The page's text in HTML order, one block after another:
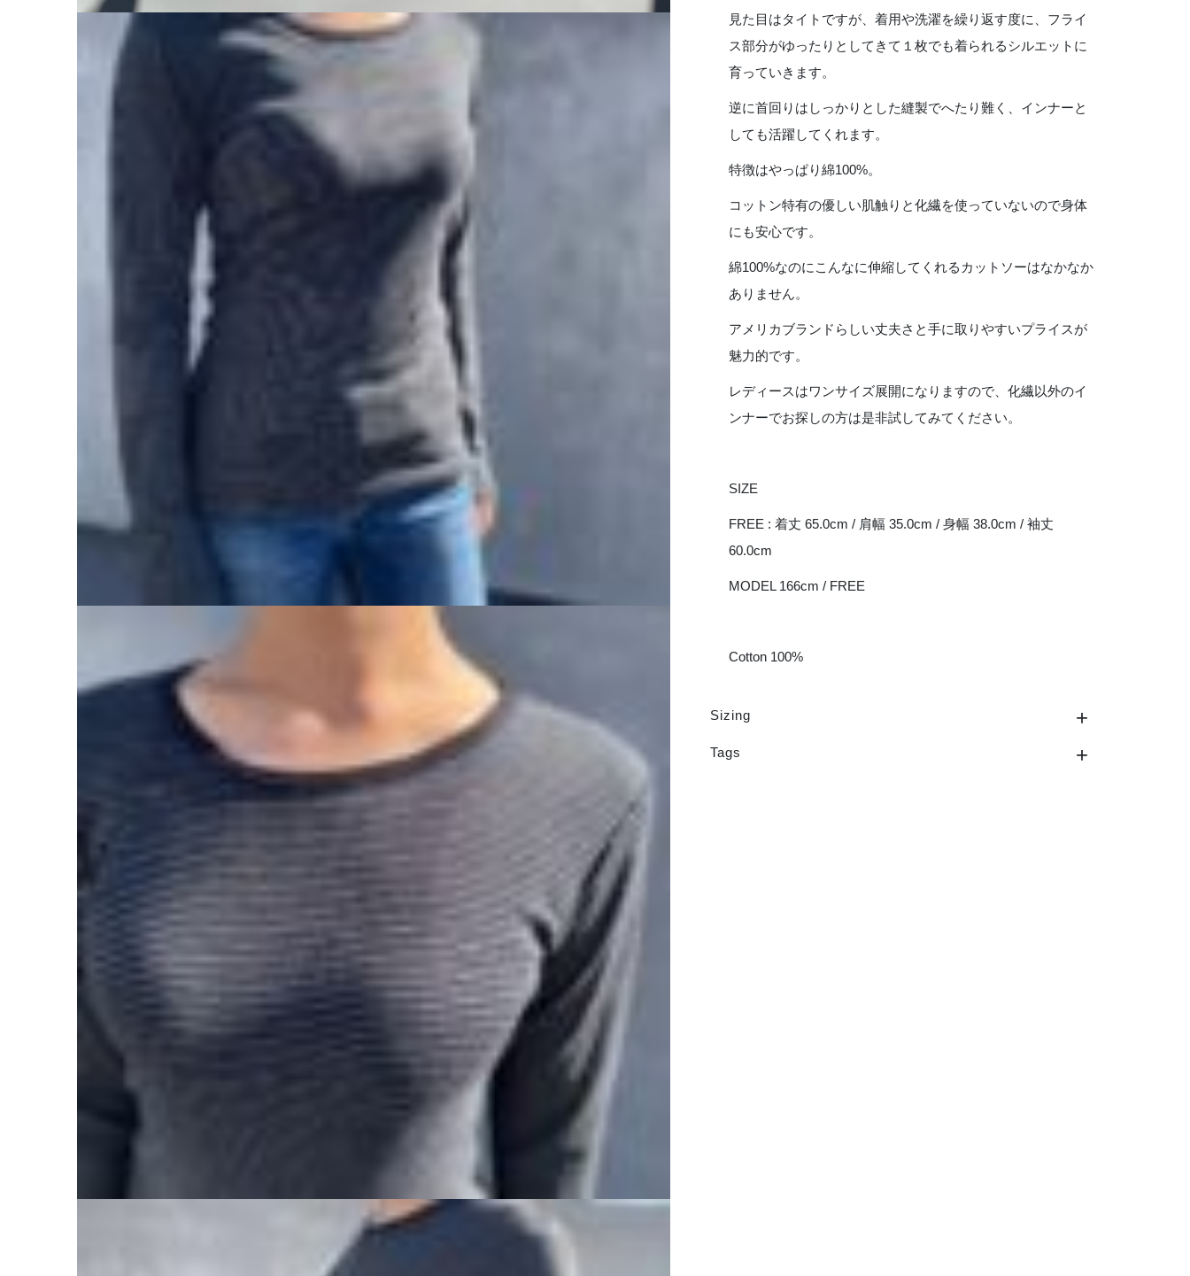
BLK-見た目はタイトですが、着用や洗濯を繰り返す度に、フライ
ス部分がゆったりとしてきて１枚でも着られるシルエットに
育っていきます。
逆に首回りはしっかりとした縫製でへたり難く、インナーと
しても活躍してくれます。
特徴はやっぱり綿100%。
コットン特有の優しい肌触りと化繊を使っていないので身体
にも安心です。
綿100%なのにこんなに伸縮してくれるカットソーはなかなか
ありません。
アメリカブランドらしい丈夫さと手に取りやすいプライスが
魅力的です。
レディースはワンサイズ展開になりますので、化繊以外のイ
ンナーでお探しの方は是非試してみてください。
SIZE
FREE : 着丈 65.0cm / 肩幅 35.0cm / 身幅 38.0cm / 袖丈
60.0cm
MODEL 166cm / FREE
Cotton 100%
Sizing
Tags